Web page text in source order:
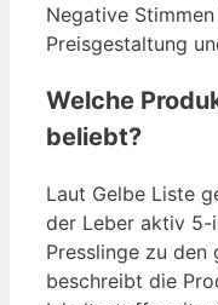
Negative
Preisgestaltung
Welche
beliebt?
Laut Gelbe Liste
der Leber aktiv 5-
Presslinge zu den
beschreibt die